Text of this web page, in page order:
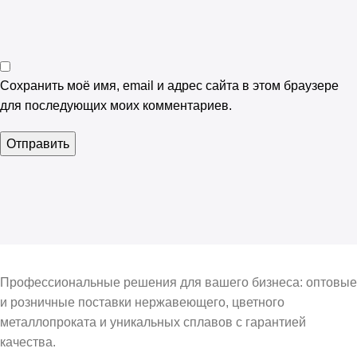
Сохранить моё имя, email и адрес сайта в этом браузере
для последующих моих комментариев.
Профессиональные решения для вашего бизнеса: оптовые
и розничные поставки нержавеющего, цветного
металлопроката и уникальных сплавов с гарантией
качества.